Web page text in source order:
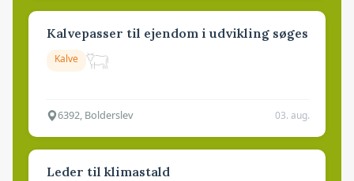
Kalvepasser til ejendom i udvikling søges
Kalve
6392, Bolderslev 03. aug.
Leder til klimastald